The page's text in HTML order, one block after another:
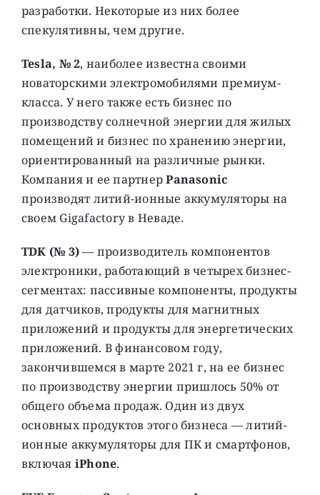
разработки. Некоторые из них более
спекулятивны, чем другие.
Tesla, № 2, наиболее известна своими
новаторскими электромобилями премиум-
класса. У него также есть бизнес по
производству солнечной энергии для жилых
помещений и бизнес по хранению энергии,
ориентированный на различные рынки.
Компания и ее партнерPanasonic
производят литий-ионные аккумуляторы на
своем Gigafactory в Неваде.
TDK (№ 3)— производитель компонентов
электроники, работающий в четырех бизнес-
сегментах: пассивные компоненты, продукты
для датчиков, продукты для магнитных
приложений и продукты для энергетических
приложений. В финансовом году,
закончившемся в марте 2021 г, на ее бизнес
по производству энергии пришлось 50% от
общего объема продаж. Один из двух
основных продуктов этого бизнеса — литий-
ионные аккумуляторы для ПК и смартфонов,
включая iPhone.